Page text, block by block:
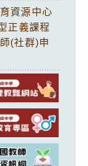
資源中心
正義課程
(社群)申